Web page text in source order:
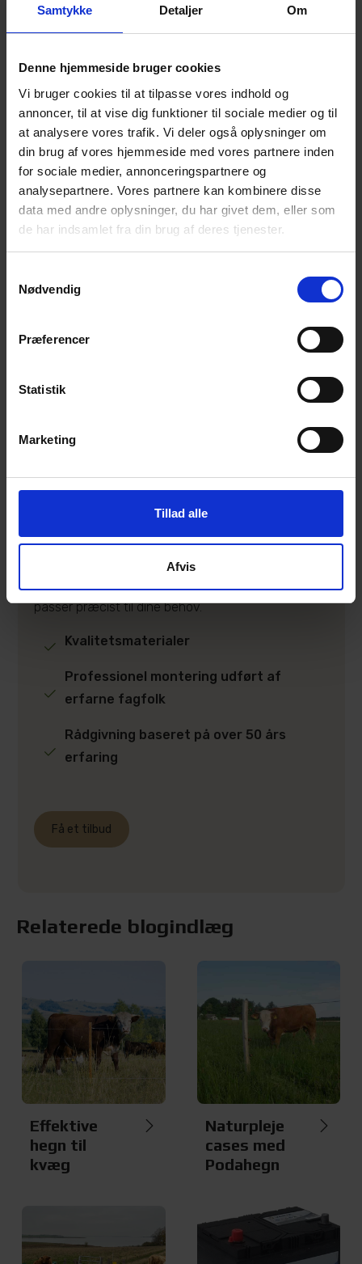
Samtykke Detaljer Om
Denne hjemmeside bruger cookies
Vi bruger cookies til at tilpasse vores indhold og
annoncer, til at vise dig funktioner til sociale medier og til
at analysere vores trafik. Vi deler også oplysninger om
din brug af vores hjemmeside med vores partnere inden
for sociale medier, annonceringspartnere og
analysepartnere. Vores partnere kan kombinere disse
data med andre oplysninger, du har givet dem, eller som
de har indsamlet fra din brug af deres tjenester.
Nødvendig
Præferencer
Statistik
Marketing
Tillad alle
Afvis
effektiv og professionel montage af dit hegn
Læs mere om montage
Få et skræddersyet tilbud
Din lokale Poda-partner står klar til at samarbejde
med dig gennem hele dit hegnsprojekt og
udarbejder gerne et skræddersyet tilbud, der
passer præcist til dine behov.
Kvalitetsmaterialer
Professionel montering udført af
erfarne fagfolk
Rådgivning baseret på over 50 års
erfaring
Få et tilbud
Relaterede blogindlæg
Effektive
hegn til
kvæg
Naturpleje
cases med
Podahegn